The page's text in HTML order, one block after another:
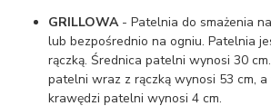
GRILLOWA- Patelnia do smażenia
lub bezpośrednio na ogniu. Patelnia
rączką. Średnica patelni wynosi 30
patelni wraz z rączką wynosi 53 cm,
krawędzi patelni wynosi 4 cm.